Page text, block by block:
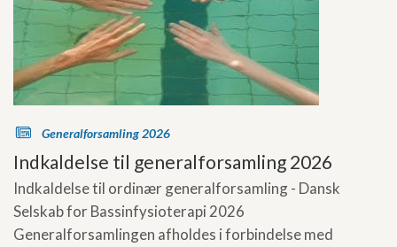
s Generalforsamling 2026
Indkaldelse til generalforsamling 2026
Indkaldelse til ordinær generalforsamling - Dansk
Selskab for Bassinfysioterapi 2026
Generalforsamlingen afholdes i forbindelse med